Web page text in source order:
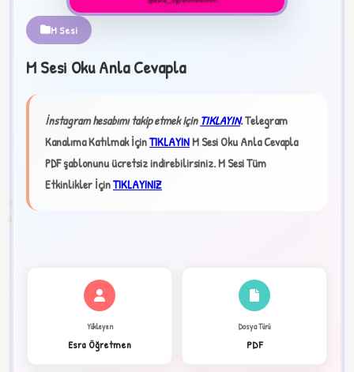
✦
M Sesi
M Sesi Oku Anla Cevapla
İnstagram hesabımı takip etmek içinTIKLAYIN.Telegram
Kanalıma Katılmak İçinTIKLAYINM Sesi Oku Anla Cevapla
PDF şablonunu ücretsiz indirebilirsiniz.M Sesi Tüm
Etkinlikler İçinTIKLAYINIZ
Yükleyen
Esra Öğretmen
Dosya Türü
PDF